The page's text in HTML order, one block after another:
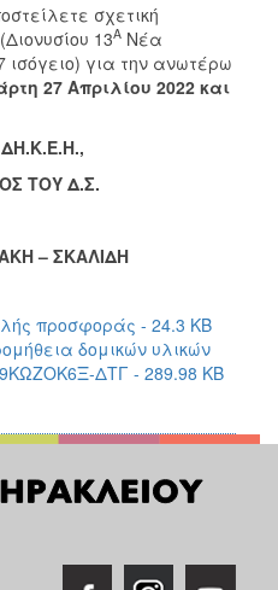
σχετική
13Α Νέα
για την ανωτέρω
27Απριλίου 2022 και
ΤΟΥ Δ.Σ.
– ΣΚΑΛΙΔΗ
προσφοράς - 24.3 KB
δομικών υλικών
ΔΤΓ - 289.98 KB